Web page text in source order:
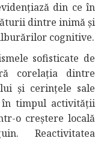
din ce în
dintre inimă și
cognitive.
sofisticate de
corelația dintre
și cerințele sale
în timpul activității
o creștere locală
Reactivitatea